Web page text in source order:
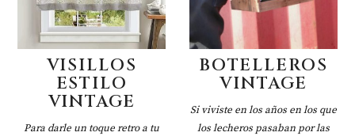
VISILLOS
ESTILO
VINTAGE
Para darle un toque retro a tu
BOTELLEROS
VINTAGE
Si viviste en los años en los que
los lecheros pasaban por las